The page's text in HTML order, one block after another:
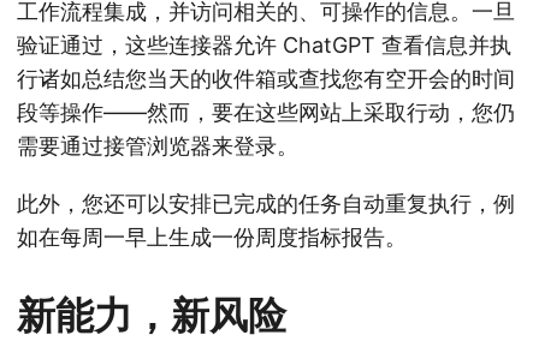
工作流程集成，并访问相关的、可操作的信息。一旦
验证通过，这些连接器允许 ChatGPT 查看信息并执
行诸如总结您当天的收件箱或查找您有空开会的时间
段等操作——然而，要在这些网站上采取行动，您仍
需要通过接管浏览器来登录。
此外，您还可以安排已完成的任务自动重复执行，例
如在每周一早上生成一份周度指标报告。
新能力，新风险